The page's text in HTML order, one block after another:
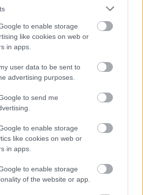
to enable storage
like cookies on web or
in apps.
user data to be sent to
advertising purposes.
to send me
to enable storage
like cookies on web or
in apps.
to enable storage
of the website or app.
buzdítani.
-
zenét játszunk, a
pontosan követi a szöveget (vagy
felállása nagyon különleges: 3
nagyon jó, vagy pedig egész
elismerés:2018 Kikeltető
Irodalmi Múzeum fellépés –
Irodalmi Napokon való
Hungary Showcase fesztivál